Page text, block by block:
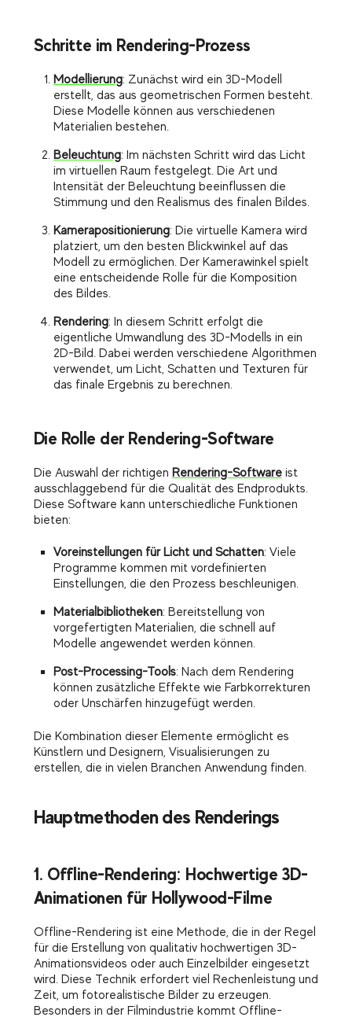
Schritte im Rendering-Prozess
Modellierung: Zunächst wird ein 3D-Modell
erstellt, das aus geometrischen Formen besteht.
Diese Modelle können aus verschiedenen
Materialien bestehen.
Beleuchtung: Im nächsten Schritt wird das Licht
im virtuellen Raum festgelegt. Die Art und
Intensität der Beleuchtung beeinflussen die
Stimmung und den Realismus des finalen Bildes.
Kamerapositionierung: Die virtuelle Kamera wird
platziert, um den besten Blickwinkel auf das
Modell zu ermöglichen. Der Kamerawinkel spielt
eine entscheidende Rolle für die Komposition
des Bildes.
Rendering: In diesem Schritt erfolgt die
eigentliche Umwandlung des 3D-Modells in ein
2D-Bild. Dabei werden verschiedene Algorithmen
verwendet, um Licht, Schatten und Texturen für
das finale Ergebnis zu berechnen.
Die Rolle der Rendering-Software
Die Auswahl der richtigen Rendering-Softwareist
ausschlaggebend für die Qualität des Endprodukts.
Diese Software kann unterschiedliche Funktionen
bieten:
Voreinstellungen für Licht und Schatten: Viele
Programme kommen mit vordefinierten
Einstellungen, die den Prozess beschleunigen.
Materialbibliotheken: Bereitstellung von
vorgefertigten Materialien, die schnell auf
Modelle angewendet werden können.
Post-Processing-Tools: Nach dem Rendering
können zusätzliche Effekte wie Farbkorrekturen
oder Unschärfen hinzugefügt werden.
Die Kombination dieser Elemente ermöglicht es
Künstlern und Designern, Visualisierungen zu
erstellen, die in vielen Branchen Anwendung finden.
Hauptmethoden des Renderings
1. Offline-Rendering: Hochwertige 3D-
Animationen für Hollywood-Filme
Offline-Rendering ist eine Methode, die in der Regel
für die Erstellung von qualitativ hochwertigen 3D-
Animationsvideos oder auch Einzelbilder eingesetzt
wird. Diese Technik erfordert viel Rechenleistung und
Zeit, um fotorealistische Bilder zu erzeugen.
Besonders in der Filmindustrie kommt Offline-